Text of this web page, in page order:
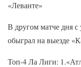
«Леванте»
В другом матче дня с
обыграл на выезде
Топ-4 Ла Лиги: